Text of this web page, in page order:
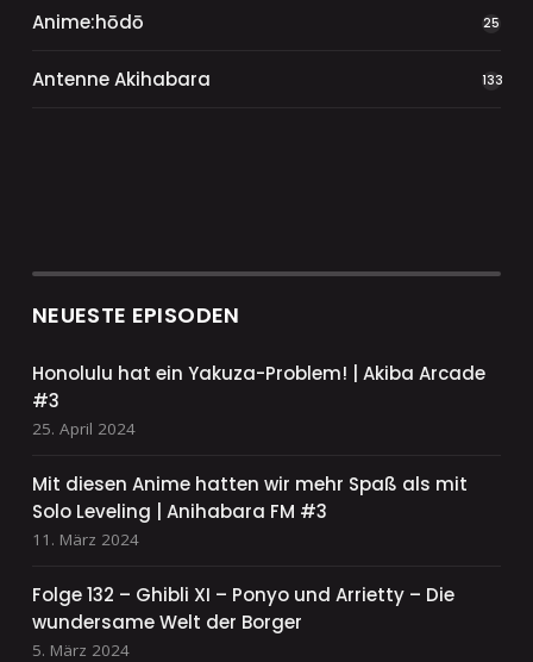
Anime:hōdō 25
Antenne Akihabara 133
NEUESTE EPISODEN
Honolulu hat ein Yakuza-Problem! | Akiba Arcade
#3
25. April 2024
Mit diesen Anime hatten wir mehr Spaß als mit
Solo Leveling | Anihabara FM #3
11. März 2024
Folge 132 – Ghibli XI – Ponyo und Arrietty – Die
wundersame Welt der Borger
5. März 2024